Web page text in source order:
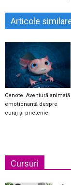
Articole
Cenote. Aventură animată
emoționantă despre
curaj și prietenie
Cursuri